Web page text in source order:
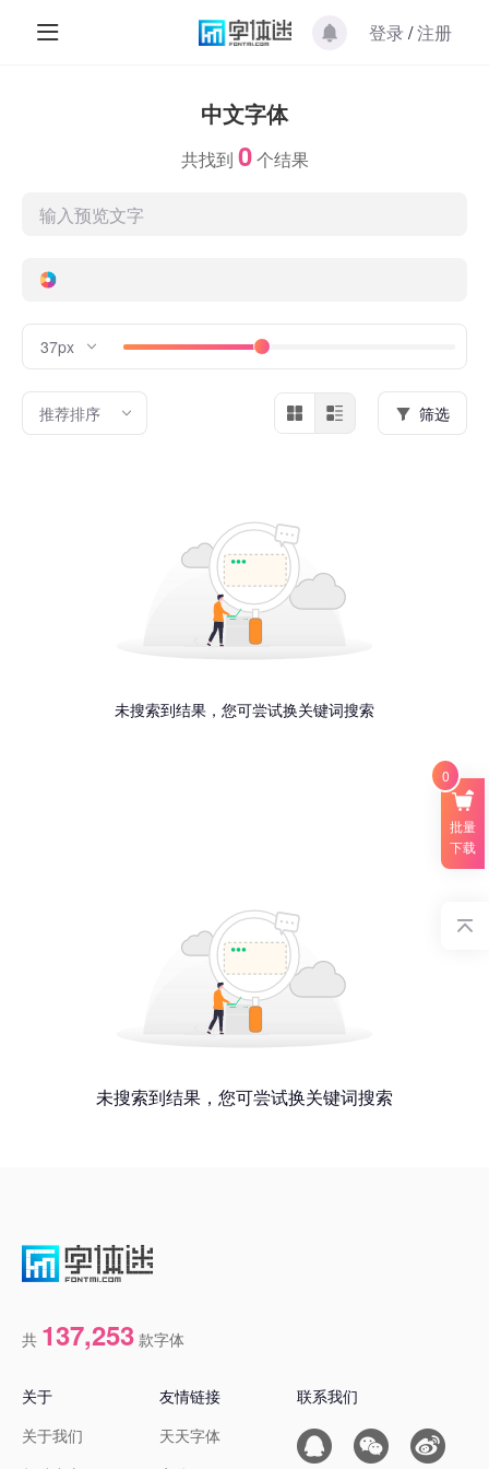
登录 /注册
中文字体
共找到 0个结果
推荐排序
37px
筛选
未搜索到结果，您可尝试换关键词搜索
未搜索到结果，您可尝试换关键词搜索
共 137,253 款字体
关于
关于我们
友情链接
天天字体
联系我们
批量
下载
0